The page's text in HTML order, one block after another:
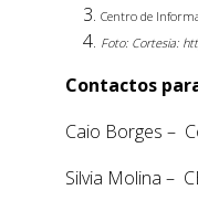
Centro de
Foto: Cortesia:
Contactos
Caio Borges –
Silvia Molina –